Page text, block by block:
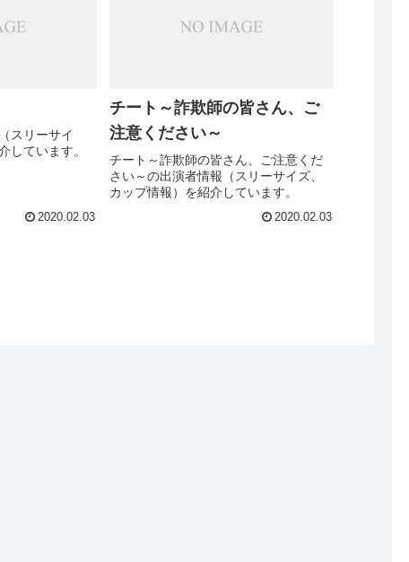
スリーサイ
しています。
2020.02.03
チート～詐欺師の皆さん、ご
注意ください～
チート～詐欺師の皆さん、ご注意くだ
さい～の出演者情報（スリーサイズ、
カップ情報）を紹介しています。
2020.02.03